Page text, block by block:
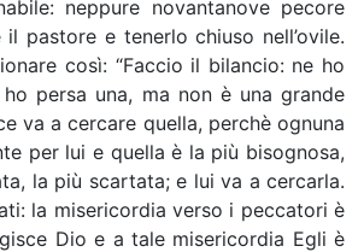
neppure novantanove pecore
pastore e tenerlo chiuso nell’ovile.
così: “Faccio il bilancio: ne ho
persa una, ma non è una grande
va a cercare quella, perchè ognuna
per lui e quella è la più bisognosa,
la più scartata; e lui va a cercarla.
la misericordia verso i peccatori è
Dio e a tale misericordia Egli è